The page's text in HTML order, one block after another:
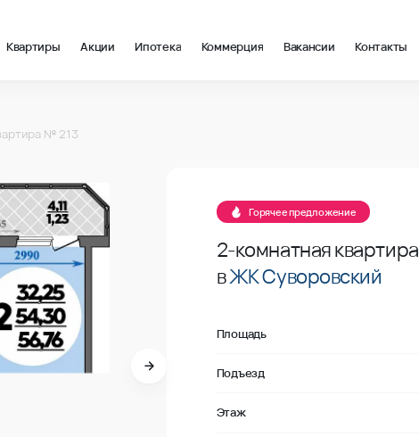
Квартиры Акции Ипотека Коммерция Вакансии Контакты
№ 213
Горячее предложение
2-комнатная квартира
вЖК Суворовский
Площадь
Подъезд
Этаж